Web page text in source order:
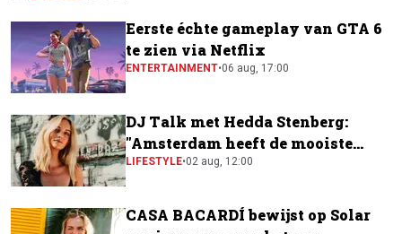
Eerste échte gameplay van GTA 6
te zien via Netflix
ENTERTAINMENT•06 aug, 17:00
DJ Talk met Hedda Stenberg:
"Amsterdam heeft de mooiste
festivalscene van Europa"
LIFESTYLE•02 aug, 12:00
CASA BACARDÍ bewijst op Solar